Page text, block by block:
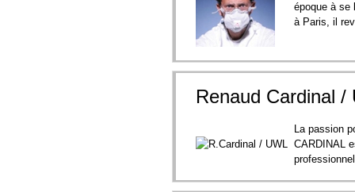
époque à se
à Paris, il
Renaud Cardinal /
La passion
CARDINAL